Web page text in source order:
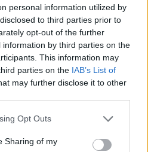
personal information utilized by
to third parties prior to
opt-out of the further
by third parties on the
This information may
parties on the IAB’s List of
may further disclose it to other
app uses one or more Google
behaviour. You may click to
Opt Outs
Sharing of my
nem doctor who-zni,
a blogra mostanában
"minizód" túl keményen
Van benne Doktor,